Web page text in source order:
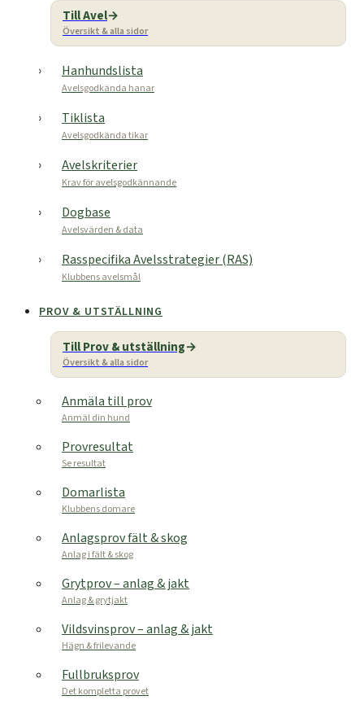
Till Avel
Översikt & alla sidor
Hanhundslista
Avelsgodkända hanar
Tiklista
Avelsgodkända tikar
Avelskriterier
Krav för avelsgodkännande
Dogbase
Avelsvärden & data
Rasspecifika Avelsstrategier (RAS)
Klubbens avelsmål
PROV & UTSTÄLLNING
Till Prov & utställning
Översikt & alla sidor
Anmäla till prov
Anmäl din hund
Provresultat
Se resultat
Domarlista
Klubbens domare
Anlagsprov fält & skog
Anlag i fält & skog
Grytprov – anlag & jakt
Anlag & grytjakt
Vildsvinsprov – anlag & jakt
Hägn & frilevande
Fullbruksprov
Det kompletta provet